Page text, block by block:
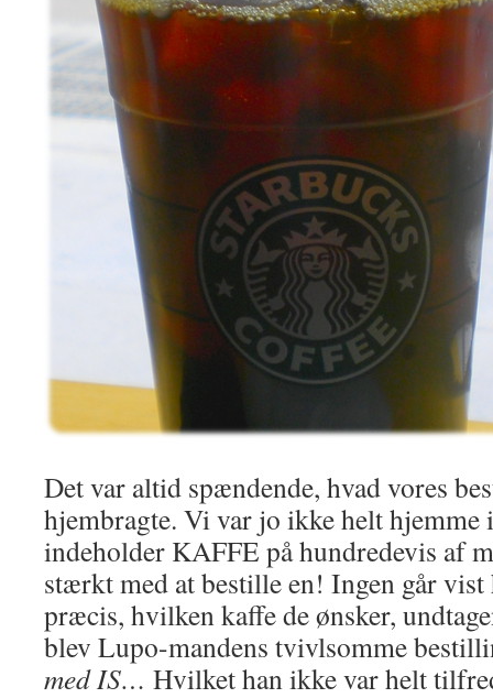
Det var altid spændende, hvad vores
hjembragte. Vi var jo ikke helt hjemme
indeholder KAFFE på hundredevis af
stærkt med at bestille en! Ingen går
præcis, hvilken kaffe de ønsker,
blev Lupo-mandens tvivlsomme
med IS… Hvilket han ikke var helt